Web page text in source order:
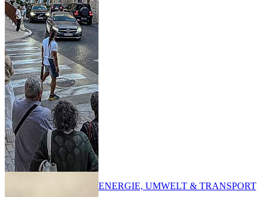
ENERGIE, UMWELT & TRANSPORT